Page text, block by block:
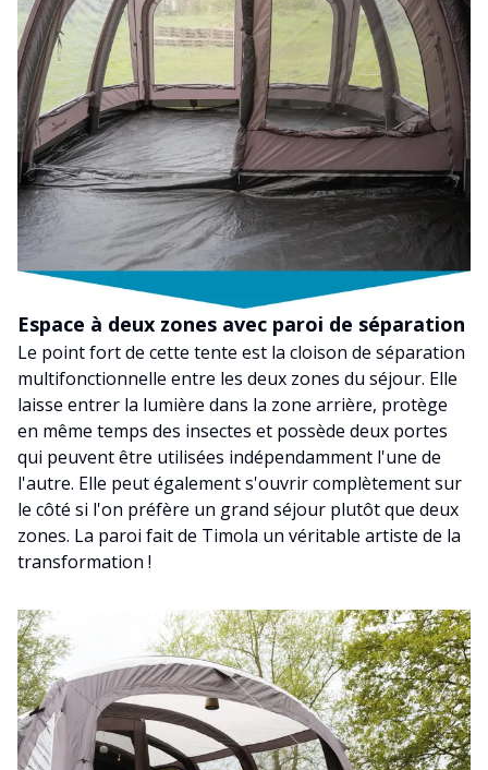
Espace à deux zones avec paroi de séparation
Le point fort de cette tente est la cloison de séparation
multifonctionnelle entre les deux zones du séjour. Elle
laisse entrer la lumière dans la zone arrière, protège
en même temps des insectes et possède deux portes
qui peuvent être utilisées indépendamment l'une de
l'autre. Elle peut également s'ouvrir complètement sur
le côté si l'on préfère un grand séjour plutôt que deux
zones. La paroi fait de Timola un véritable artiste de la
transformation !